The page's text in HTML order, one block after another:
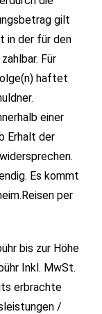
gilt
in der für den
Für
haftet
einer
Erhalt der
Es kommt
per
bis zur Höhe
Inkl. MwSt.
erbrachte
/